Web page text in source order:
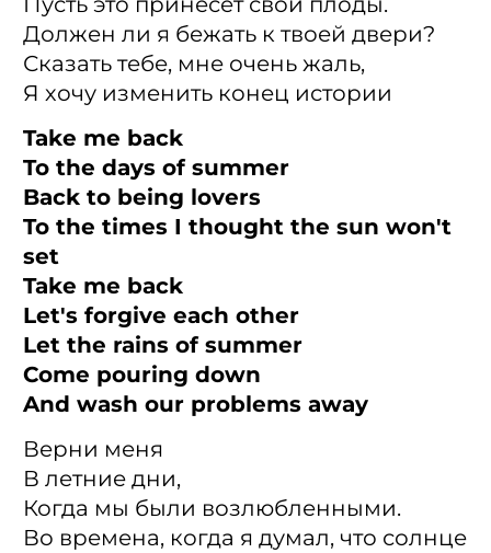
Должен ли я бежать к твоей двери?
Сказать тебе, мне очень жаль,
Я хочу изменить конец истории
Take me back
To the days of summer
Back to being lovers
To the times I thought the sun won't
set
Take me back
Let's forgive each other
Let the rains of summer
Come pouring down
And wash our problems away
Верни меня
В летние дни,
Когда мы были возлюбленными.
Во времена, когда я думал, что солнце